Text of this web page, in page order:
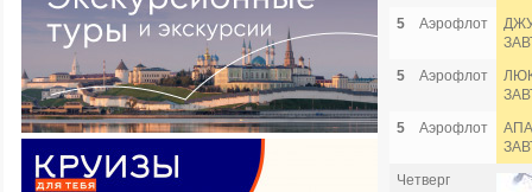
5
Аэрофлот
5
Аэрофлот
5
Аэрофлот
Четверг